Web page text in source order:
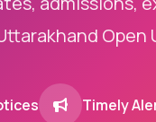
Open
Timely